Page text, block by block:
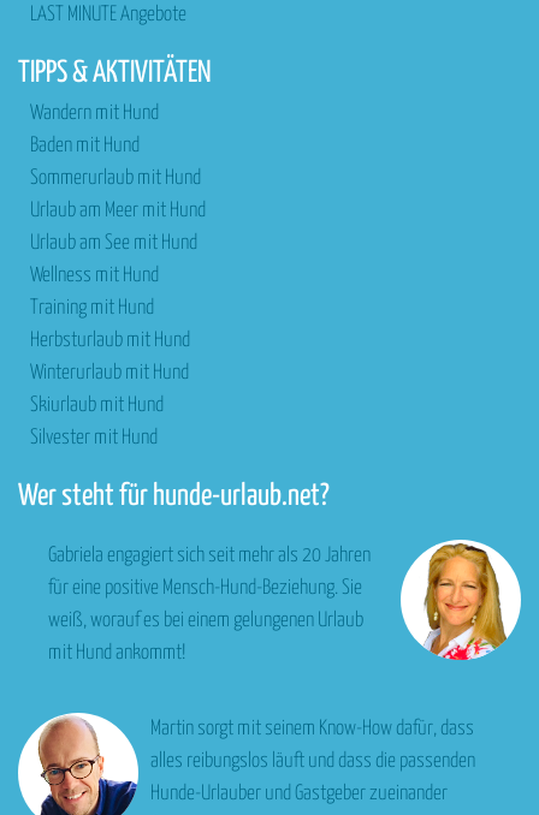
LAST MINUTE Angebote
TIPPS & AKTIVITÄTEN
Wandern mit Hund
Baden mit Hund
Sommerurlaub mit Hund
Urlaub am Meer mit Hund
Urlaub am See mit Hund
Wellness mit Hund
Training mit Hund
Herbsturlaub mit Hund
Winterurlaub mit Hund
Skiurlaub mit Hund
Silvester mit Hund
Wer steht für hunde-urlaub.net?
Gabriela engagiert sich seit mehr als 20 Jahren
für eine positive Mensch-Hund-Beziehung. Sie
weiß, worauf es bei einem gelungenen Urlaub
mit Hund ankommt!
Martin sorgt mit seinem Know-How dafür, dass
alles reibungslos läuft und dass die passenden
Hunde-Urlauber und Gastgeber zueinander